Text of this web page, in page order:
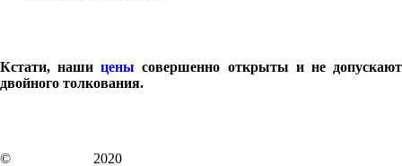
Кстати, нашицены совершенно открыты и не допускают
двойного толкования.
© 2020